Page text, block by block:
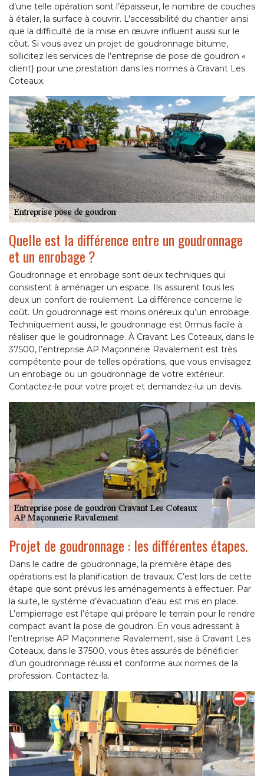
d’une telle opération sont l’épaisseur, le nombre de couches
à étaler, la surface à couvrir. L’accessibilité du chantier ainsi
que la difficulté de la mise en œuvre influent aussi sur le
côut. Si vous avez un projet de goudronnage bitume,
sollicitez les services de l’entreprise de pose de goudron «
client} pour une prestation dans les normes à Cravant Les
Coteaux.
Quelle est la différence entre un goudronnage
et un enrobage ?
Goudronnage et enrobage sont deux techniques qui
consistent à aménager un espace. Ils assurent tous les
deux un confort de roulement. La différence concerne le
coût. Un goudronnage est moins onéreux qu’un enrobage.
Techniquement aussi, le goudronnage est 0rmus facile à
réaliser que le goudronnage. À Cravant Les Coteaux, dans le
37500, l’entreprise AP Maçonnerie Ravalement est très
compétente pour de telles opérations, que vous envisagez
un enrobage ou un goudronnage de votre extérieur.
Contactez-le pour votre projet et demandez-lui un devis.
Projet de goudronnage : les différentes étapes.
Dans le cadre de goudronnage, la première étape des
opérations est la planification de travaux. C’est lors de cette
étape que sont prévus les aménagements à effectuer. Par
la suite, le système d’évacuation d’eau est mis en place.
L’empierrage est l’étape qui prépare le terrain pour le rendre
compact avant la pose de goudron. En vous adressant à
l’entreprise AP Maçonnerie Ravalement, sise à Cravant Les
Coteaux, dans le 37500, vous êtes assurés de bénéficier
d’un goudronnage réussi et conforme aux normes de la
profession. Contactez-la.